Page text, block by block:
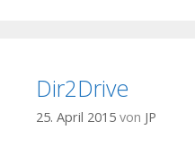
Dir2Drive
25. April 2015 von JP